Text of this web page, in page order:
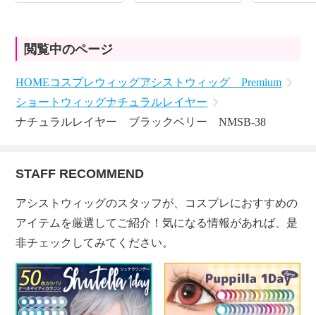
閲覧中のページ
HOMEコスプレウィッグアシストウィッグ Premium
ショートウィッグナチュラルレイヤー
ナチュラルレイヤー ブラックベリー NMSB-38
STAFF RECOMMEND
アシストウィッグのスタッフが、コスプレにおすすめの
アイテムを厳選してご紹介！気になる情報があれば、是
非チェックしてみてください。